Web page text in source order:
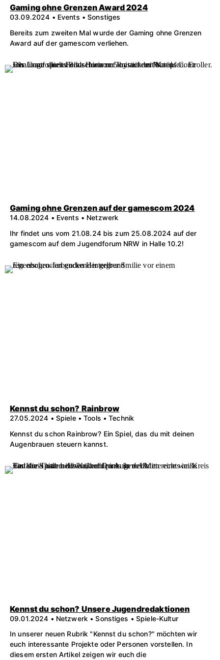
Gaming ohne Grenzen Award 2024
03.09.2024 • Events • Sonstiges
Bereits zum zweiten Mal wurde der Gaming ohne Grenzen
Award auf der gamescom verliehen.
Gaming ohne Grenzen auf der gamescom 2024
14.08.2024 • Events • Netzwerk
Ihr findet uns vom 21.08.24 bis zum 25.08.2024 auf der
gamescom auf dem Jugendforum NRW in Halle 10.2!
Kennst du schon? Rainbrow
27.05.2024 • Spiele • Tools • Technik
Kennst du schon Rainbrow? Ein Spiel, das du mit deinen
Augenbrauen steuern kannst.
Kennst du schon? Unsere Jugendredaktionen
09.01.2024 • Netzwerk • Sonstiges • Spiele-Kultur
In unserer neuen Rubrik "Kennst du schon?" möchten wir
euch interessante Projekte oder Personen vorstellen. In
diesem ersten Artikel zeigen wir euch die